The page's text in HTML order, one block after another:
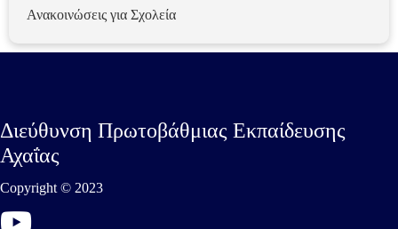
Ανακοινώσεις για Σχολεία
Διεύθυνση Πρωτοβάθμιας Εκπαίδευσης
Αχαΐας
Copyright © 2023